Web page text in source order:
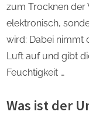
zum Trocknen der
elektronisch,
wird: Dabei nimmt
Luft auf und gibt
Feuchtigkeit …
Was ist der